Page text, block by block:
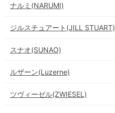
ナルミ(NARUMI)
ジルスチュアート(JILL STUART)
スナオ(SUNAO)
ルザーン(Luzerne)
ツヴィーゼル(ZWIESEL)